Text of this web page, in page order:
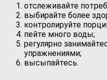
отслеживайте
выбирайте более
контролируйте
пейте много воды;
регулярно
упражнениями;
высыпайтесь.